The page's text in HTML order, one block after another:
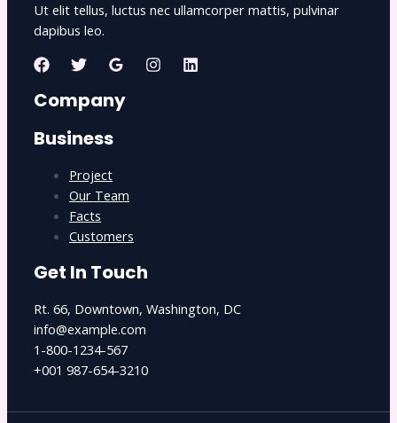
Ut elit tellus, luctus nec ullamcorper mattis, pulvinar
dapibus leo.
Company
Business
Project
Our Team
Facts
Customers
Get In Touch
Rt. 66, Downtown, Washington, DC
info@example.com​
1-800-1234-567
+001 987-654-3210